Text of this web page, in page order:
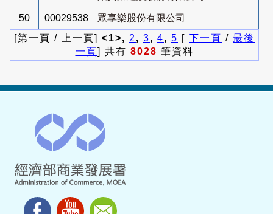
50 00029538
眾享樂股份有限公司
[第一頁 / 上一頁] <1>, 2 , 3, 4, 5 [ 下一頁 / 最後
一頁] 共有 8028 筆資料